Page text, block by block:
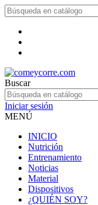
Buscar
Iniciar sesión
MENÚ
INICIO
Nutrición
Entrenamiento
Noticias
Material
Dispositivos
¿QUIÉN SOY?